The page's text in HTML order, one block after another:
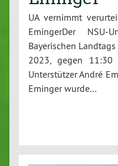
UA vernimmt
EmingerDer NSU-
Bayerischen
2023, gegen
Unterstützer André
Eminger wurde…